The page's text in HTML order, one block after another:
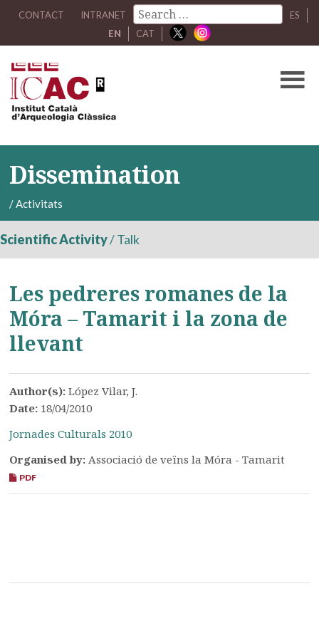
CONTACT INTRANET
ES
EN
CAT
Dissemination
/Activitats
Scientific Activity/Talk
Les pedreres romanes de la
Móra – Tamarit i la zona de
llevant
Author(s):López Vilar, J.
Date: 18/04/2010
Jornades Culturals 2010
Organised by:Associació de veïns la Móra - Tamarit
PDF